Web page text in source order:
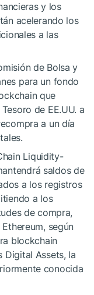
y los
acelerando los
a las
de Bolsa y
para un fondo
que
de EE.UU. a
a un día
Liquidity-
saldos de
a los registros
a los
de compra,
según
blockchain
Digital Assets, la
conocida